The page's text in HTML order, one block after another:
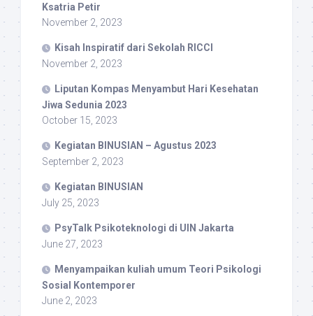
Ksatria Petir
November 2, 2023
Kisah Inspiratif dari Sekolah RICCI
November 2, 2023
Liputan Kompas Menyambut Hari Kesehatan
Jiwa Sedunia 2023
October 15, 2023
Kegiatan BINUSIAN – Agustus 2023
September 2, 2023
Kegiatan BINUSIAN
July 25, 2023
PsyTalk Psikoteknologi di UIN Jakarta
June 27, 2023
Menyampaikan kuliah umum Teori Psikologi
Sosial Kontemporer
June 2, 2023